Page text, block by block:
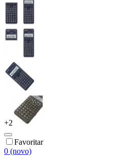
+2
Favoritar
0 (novo)